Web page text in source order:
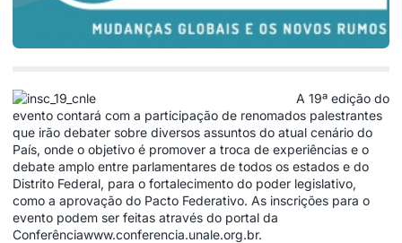
A 19ª edição do
evento contará com a participação de renomados palestrantes
que irão debater sobre diversos assuntos do atual cenário do
País, onde o objetivo é promover a troca de experiências e o
debate amplo entre parlamentares de todos os estados e do
Distrito Federal, para o fortalecimento do poder legislativo,
como a aprovação do Pacto Federativo. As inscrições para o
evento podem ser feitas através do portal da
Conferênciawww.conferencia.unale.org.br.